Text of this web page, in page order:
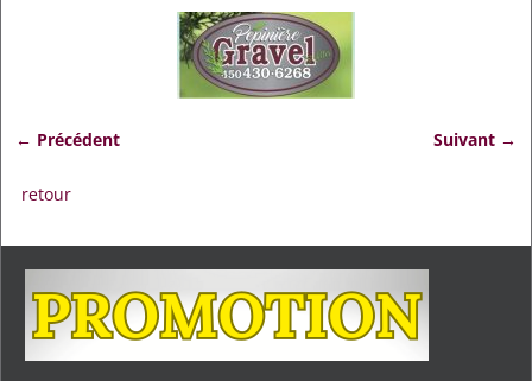
← Précédent Suivant →
retour